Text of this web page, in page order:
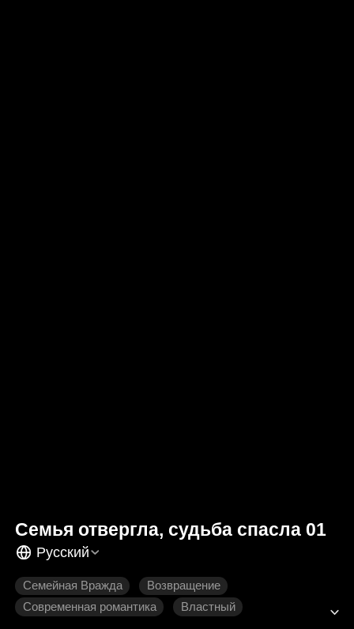
Семья отвергла, судьба спасла 01
Русский
Семейная Вражда
Возвращение
Современная романтика
Властный